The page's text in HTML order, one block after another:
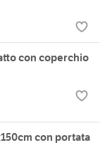
con coperchio
con portata